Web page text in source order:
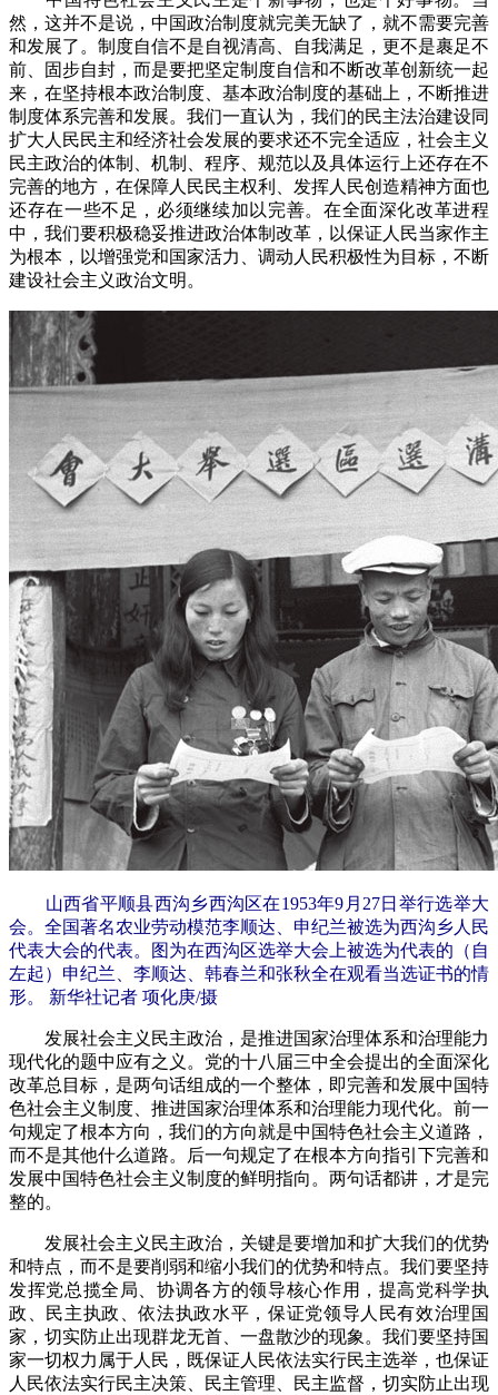
然，这并不是说，中国政治制度就完美无缺了，就不需要完善
和发展了。制度自信不是自视清高、自我满足，更不是裹足不
前、固步自封，而是要把坚定制度自信和不断改革创新统一起
来，在坚持根本政治制度、基本政治制度的基础上，不断推进
制度体系完善和发展。我们一直认为，我们的民主法治建设同
扩大人民民主和经济社会发展的要求还不完全适应，社会主义
民主政治的体制、机制、程序、规范以及具体运行上还存在不
完善的地方，在保障人民民主权利、发挥人民创造精神方面也
还存在一些不足，必须继续加以完善。在全面深化改革进程
中，我们要积极稳妥推进政治体制改革，以保证人民当家作主
为根本，以增强党和国家活力、调动人民积极性为目标，不断
建设社会主义政治文明。
山西省平顺县西沟乡西沟区在1953年9月27日举行选举大
会。全国著名农业劳动模范李顺达、申纪兰被选为西沟乡人民
代表大会的代表。图为在西沟区选举大会上被选为代表的（自
左起）申纪兰、李顺达、韩春兰和张秋全在观看当选证书的情
形。 新华社记者 项化庚/摄
发展社会主义民主政治，是推进国家治理体系和治理能力
现代化的题中应有之义。党的十八届三中全会提出的全面深化
改革总目标，是两句话组成的一个整体，即完善和发展中国特
色社会主义制度、推进国家治理体系和治理能力现代化。前一
句规定了根本方向，我们的方向就是中国特色社会主义道路，
而不是其他什么道路。后一句规定了在根本方向指引下完善和
发展中国特色社会主义制度的鲜明指向。两句话都讲，才是完
整的。
发展社会主义民主政治，关键是要增加和扩大我们的优势
和特点，而不是要削弱和缩小我们的优势和特点。我们要坚持
发挥党总揽全局、协调各方的领导核心作用，提高党科学执
政、民主执政、依法执政水平，保证党领导人民有效治理国
家，切实防止出现群龙无首、一盘散沙的现象。我们要坚持国
家一切权力属于人民，既保证人民依法实行民主选举，也保证
人民依法实行民主决策、民主管理、民主监督，切实防止出现